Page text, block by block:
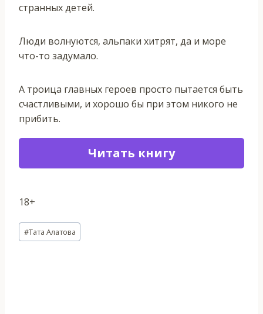
странных детей.
Люди волнуются, альпаки хитрят, да и море
что-то задумало.
А троица главных героев просто пытается быть
счастливыми, и хорошо бы при этом никого не
прибить.
Читать книгу
18+
Метки
записи:
#Тата Алатова